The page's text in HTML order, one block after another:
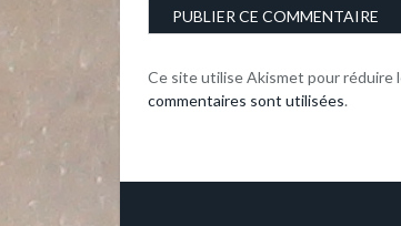
Ce site utilise Akismet pour réduire
commentaires sont utilisées.